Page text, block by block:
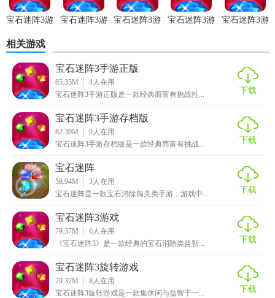
3. 丰富关卡：包含数百个精心设计的关卡，难度逐步升级，
4. 成就系统：完成特定任务获得成就奖励，解锁更多游戏内
容。
5. 社交互动：支持好友邀请、排行榜等功能，与全球玩家一
起竞技。
【宝石迷阵3手游正式版用法】
1. 下载安装：从官方渠道下载并安装游戏。
2. 注册登录：使用手机号或邮箱注册账号并登录。
3. 选择模式：在游戏主界面选择喜欢的游戏模式。
4. 滑动匹配：通过手指滑动屏幕，将三个或以上的相同宝石
连成一线进行消除。
5. 使用道具：收集到的特殊宝石可在关键时刻使用，帮助过
宝石迷阵3游
宝石迷阵3游
宝石迷阵3游
宝石迷阵3游
宝石迷阵3游
相关游戏
宝石迷阵3手游正版
85.35M 4 人在用
宝石迷阵3手游正版是一款经典而富有挑战性...
下载
宝石迷阵3手游存档版
82.39M 9 人在用
宝石迷阵3手游存档版是一款经典而富有挑战...
下载
宝石迷阵
58.94M 3 人在用
宝石迷阵是一款宝石消除闯关类手游，游戏中...
下载
宝石迷阵3游戏
79.37M 6 人在用
《宝石迷阵3》是一款经典的宝石消除类益智...
下载
宝石迷阵3旋转游戏
79.37M 8 人在用
宝石迷阵3旋转游戏是一款集休闲与益智于一...
下载